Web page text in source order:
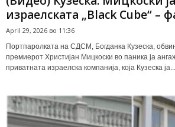
израелската „Black Cube“ –
April 29, 2026 во 11:36
Портпаролката на СДСМ, Богданка Кузеска,
премиерот Христијан Мицкоски во паника ја
приватната израелска компанија, која Кузеска ја...